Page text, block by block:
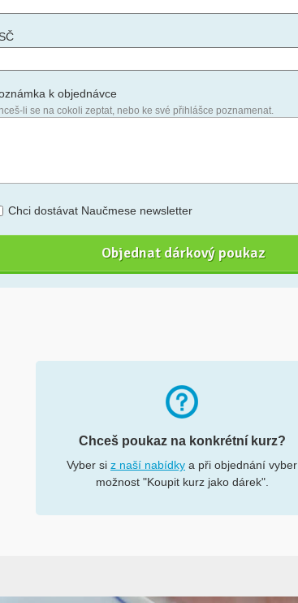
k objednávce
li se na cokoli zeptat, nebo ke své přihlášce poznamenat.
Chci dostávat Naučmese newsletter
Chceš poukaz na konkrétní kurz?
Vyber si z naší nabídky a při objednání vyber
možnost "Koupit kurz jako dárek".